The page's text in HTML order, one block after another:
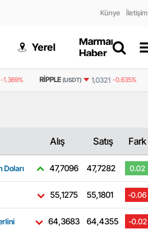
Künye İletişim
Yerel
Marmaris
Haber
-1.369% RIPPLE(USDT) 1,0321 -0.635%
Alış Satış Fark
Doları 47,7096 47,7282 0.02
55,1275 55,1801 -0.06
64,3683 64,4355 -0.02